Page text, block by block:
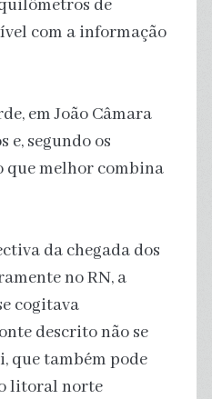
de
com a informação
em João Câmara
e, segundo os
que melhor combina
da chegada dos
no RN, a
cogitava
descrito não se
que também pode
litoral norte